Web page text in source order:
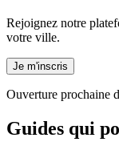
Rejoignez notre
votre ville.
Je m'inscris
Ouverture prochaine
Guides qui